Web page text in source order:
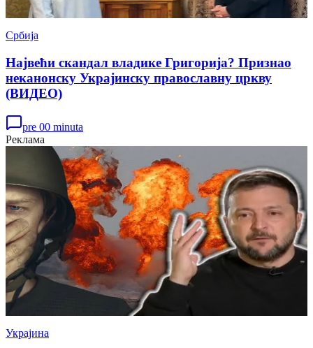
Србија
Највећи скандал владике Григорија? Признао
неканонску Украјинску православну цркву
(ВИДЕО)
pre 00 minuta
Реклама
Украјина